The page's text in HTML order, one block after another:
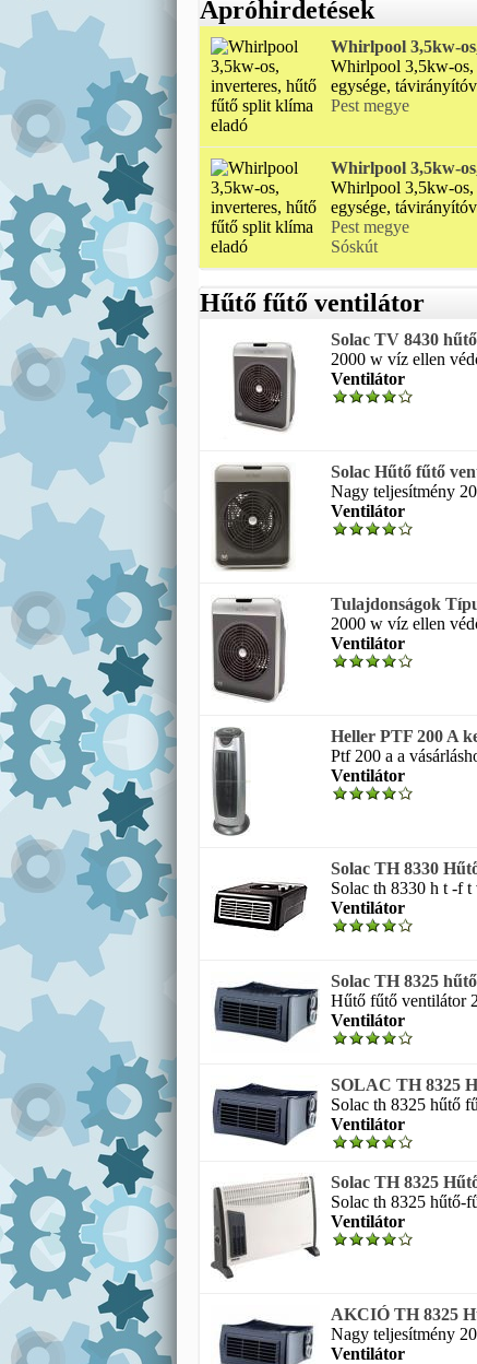
Apróhirdetések
Whirlpool 3,5kw-
Whirlpool 3,5kw-os,
egysége,
Pest megye
Whirlpool 3,5kw-
Whirlpool 3,5kw-os,
egysége,
Pest megye
Sóskút
Hűtő fűtő ventilátor
Solac TV 8430
2000 w víz ellen
Ventilátor
Solac Hűtő fűtő
Nagy teljesítmény
Ventilátor
Tulajdonságok
2000 w víz ellen
Ventilátor
Heller PTF 200 A
Ptf 200 a a
Ventilátor
Solac TH 8330
Solac th 8330 h t -f
Ventilátor
Solac TH 8325
Hűtő fűtő ventilátor
Ventilátor
SOLAC TH 8325
Solac th 8325 hűtő
Ventilátor
Solac TH 8325
Solac th 8325 hűtő-
Ventilátor
AKCIÓ TH 8325
Nagy teljesítmény
Ventilátor